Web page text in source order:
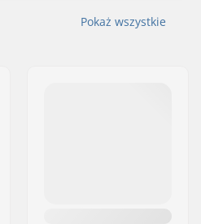
Pokaż wszystkie